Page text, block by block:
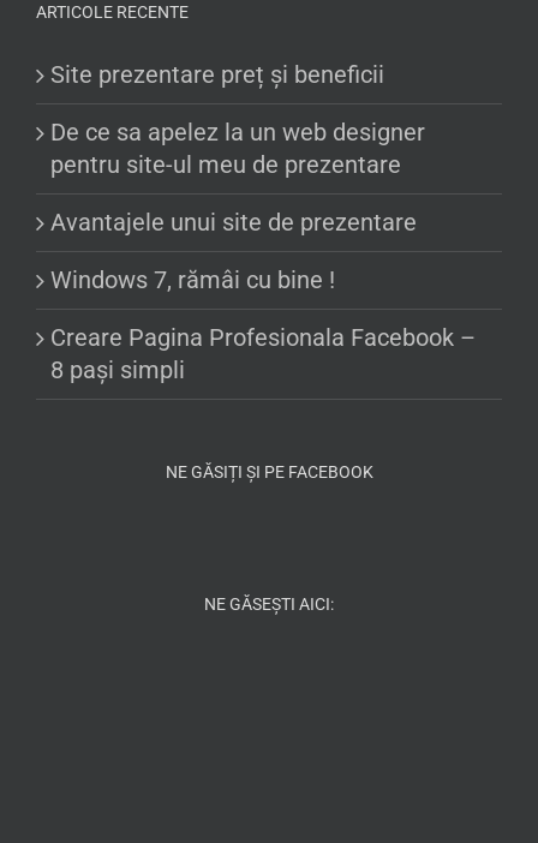
ARTICOLE RECENTE
Site prezentare preț și beneficii
De ce sa apelez la un web designer
pentru site-ul meu de prezentare
Avantajele unui site de prezentare
Windows 7, rămâi cu bine !
Creare Pagina Profesionala Facebook –
8 pași simpli
NE GĂSIȚI ȘI PE FACEBOOK
NE GĂSEȘTI AICI: